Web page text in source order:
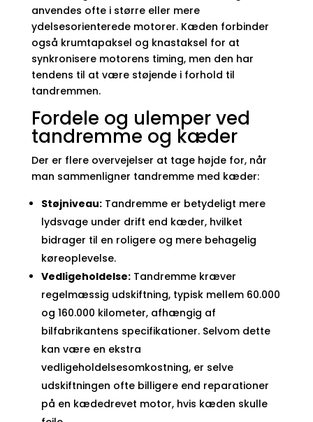
anvendes ofte i større eller mere
ydelsesorienterede motorer. Kæden forbinder
også krumtapaksel og knastaksel for at
synkronisere motorens timing, men den har
tendens til at være støjende i forhold til
tandremmen.
Fordele og ulemper ved
tandremme og kæder
Der er flere overvejelser at tage højde for, når
man sammenligner tandremme med kæder:
Støjniveau:Tandremme er betydeligt mere
lydsvage under drift end kæder, hvilket
bidrager til en roligere og mere behagelig
køreoplevelse.
Vedligeholdelse:Tandremme kræver
regelmæssig udskiftning, typisk mellem 60.000
og 160.000 kilometer, afhængig af
bilfabrikantens specifikationer. Selvom dette
kan være en ekstra
vedligeholdelsesomkostning, er selve
udskiftningen ofte billigere end reparationer
på en kædedrevet motor, hvis kæden skulle